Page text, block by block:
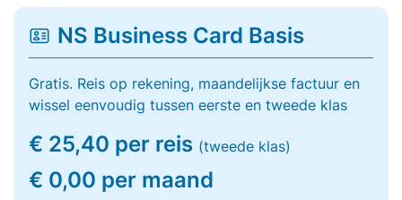
NS Business Card Basis
Gratis. Reis op rekening, maandelijkse factuur en
wissel eenvoudig tussen eerste en tweede klas
€ 25,40 per reis (tweede klas)
€ 0,00 per maand